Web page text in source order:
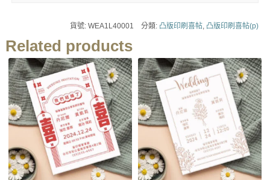
貨號:WEA1L40001 分類: 凸版印刷喜帖 凸版印刷喜帖(p)
Related products